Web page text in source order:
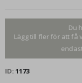
Du
Lägg till fler för att få
ID 1173